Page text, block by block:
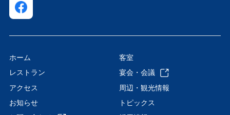
ホーム
客室
レストラン
宴会・会議
アクセス
周辺・観光情報
お知らせ
トピックス